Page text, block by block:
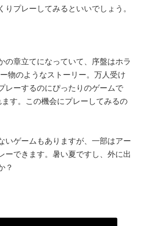
プレーしてみるといいでしょう。
の章立てになっていて、序盤はホラ
物のようなストーリー。万人受け
レーするのにぴったりのゲームで
す。この機会にプレーしてみるの
いゲームもありますが、一部はアー
ーできます。暑い夏ですし、外に出
？